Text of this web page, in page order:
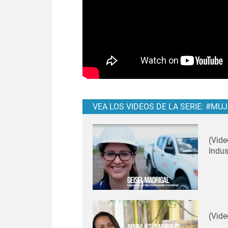
VEA LOS VIDEOS DE LA SERIE: